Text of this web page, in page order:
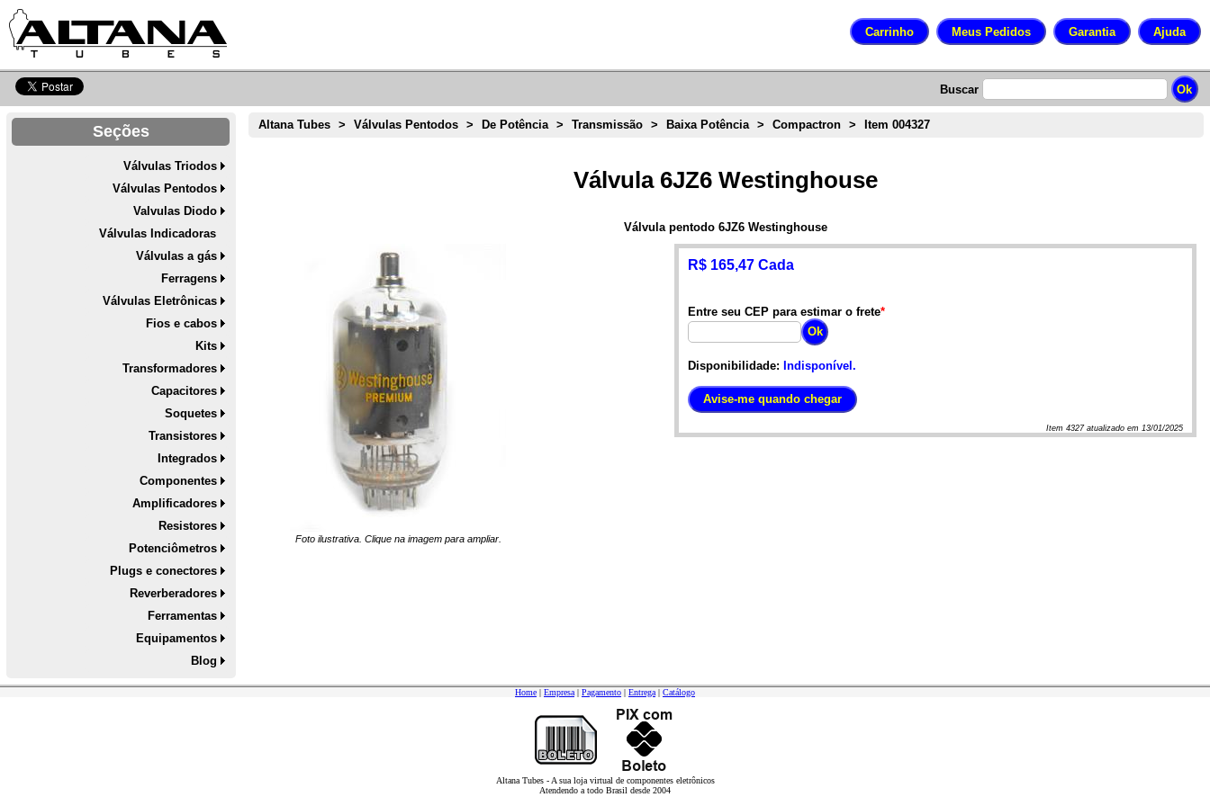
Buscar
Seções
Válvulas Triodos
Válvulas Pentodos
Valvulas Diodo
Válvulas Indicadoras
Válvulas a gás
Ferragens
Válvulas Eletrônicas
Fios e cabos
Kits
Transformadores
Capacitores
Soquetes
Transistores
Integrados
Componentes
Amplificadores
Resistores
Potenciômetros
Plugs e conectores
Reverberadores
Ferramentas
Equipamentos
Blog
Altana Tubes > Válvulas Pentodos > De Potência > Transmissão > Baixa Potência > Compactron > Item 004327
Válvula 6JZ6 Westinghouse
Válvula pentodo 6JZ6 Westinghouse
Foto ilustrativa. Clique na imagem para ampliar.
R$ 165,47 Cada
Entre seu CEP para estimar o frete*
Disponibilidade: Indisponível.
Item4327atualizado em 13/01/2025
Home | Empresa | Pagamento | Entrega | Catálogo
Altana Tubes - A sua loja virtual de componentes eletrônicos
Atendendo a todo Brasil desde 2004